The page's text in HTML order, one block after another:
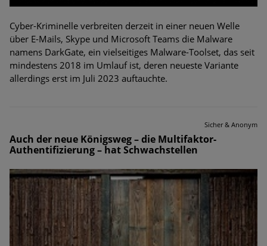
Cyber-Kriminelle verbreiten derzeit in einer neuen Welle
über E-Mails, Skype und Microsoft Teams die Malware
namens DarkGate, ein vielseitiges Malware-Toolset, das seit
mindestens 2018 im Umlauf ist, deren neueste Variante
allerdings erst im Juli 2023 auftauchte.
Sicher & Anonym
Auch der neue Königsweg – die Multifaktor-
Authentifizierung – hat Schwachstellen